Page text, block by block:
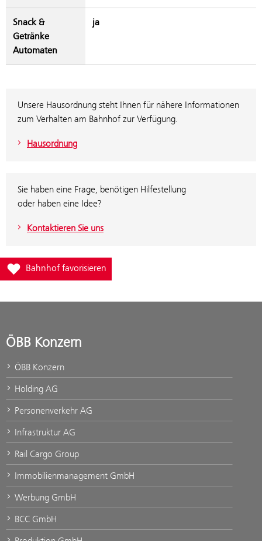
Snack &
Getränke
Automaten
ja
Unsere Hausordnung steht Ihnen für nähere Informationen
zum Verhalten am Bahnhof zur Verfügung.
Hausordnung
Sie haben eine Frage, benötigen Hilfestellung
oder haben eine Idee?
Kontaktieren Sie uns
Füge Bahnhof Seekirchen am Wallersee zur Favoritenliste hinzu
Bahnhof favorisieren
ÖBB Konzern
ÖBB Konzern
Holding AG
Personenverkehr AG
Infrastruktur AG
Rail Cargo Group
Immobilienmanagement GmbH
Werbung GmbH
BCC GmbH